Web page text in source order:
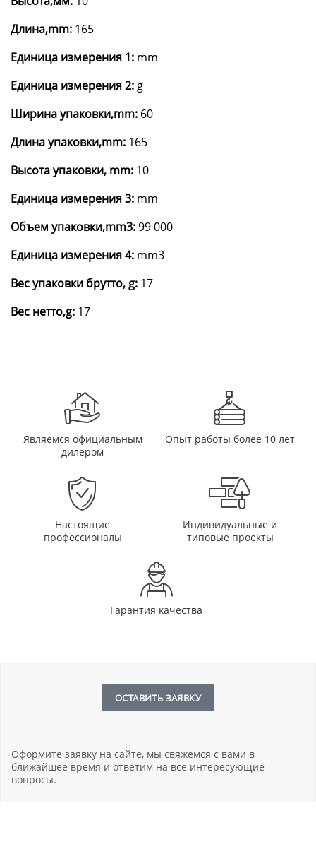
Длина,mm: 165
Единица измерения 1: mm
Единица измерения 2: g
Ширина упаковки,mm: 60
Длина упаковки,mm: 165
Высота упаковки, mm: 10
Единица измерения 3: mm
Объем упаковки,mm3:99 000
Единица измерения 4: mm3
Вес упаковки брутто, g: 17
Вес нетто,g: 17
Являемся официальным
дилером
Опыт работы более 10 лет
Настоящие
профессионалы
Индивидуальные и
типовые проекты
Гарантия качества
ОСТАВИТЬ ЗАЯВКУ
Оформите заявку на сайте, мы свяжемся с вами в
ближайшее время и ответим на все интересующие
вопросы.